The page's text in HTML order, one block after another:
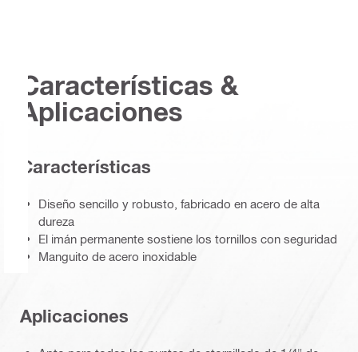
Características &
Aplicaciones
Características
Diseño sencillo y robusto, fabricado en acero de alta
dureza
El imán permanente sostiene los tornillos con seguridad
Manguito de acero inoxidable
Aplicaciones